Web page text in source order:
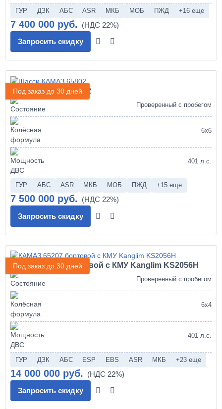
ГУР ДЗК АБС ASR МКБ МОБ ПЖД +16 еще
7 400 000 руб.
Запросить скидку
Под заказ до 30 дней
Шасси КАМАЗ 65802
Проверенный с пробегом
6х6
401 л.с.
ГУР АБС ASR МКБ МОБ ПЖД +15 еще
7 500 000 руб.
Запросить скидку
Под заказ до 30 дней
КАМАЗ 65207 бортовой с КМУ Kanglim KS2056H
Проверенный с пробегом
6х4
401 л.с.
ГУР ДЗК АБС ESP EBS ASR МКБ +23 еще
14 000 000 руб.
Запросить скидку